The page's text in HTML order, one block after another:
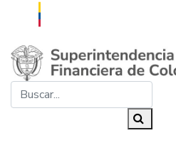
Saltar al contenido principal